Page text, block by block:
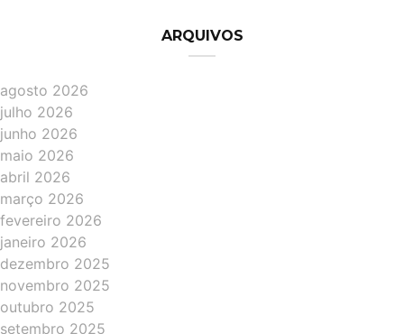
ARQUIVOS
agosto 2026
julho 2026
junho 2026
maio 2026
abril 2026
março 2026
fevereiro 2026
janeiro 2026
dezembro 2025
novembro 2025
outubro 2025
setembro 2025